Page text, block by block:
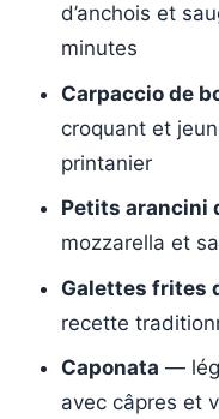
d’anchois et
minutes
Carpaccio de
croquant et
printanier
Petits arancini
mozzarella et
Galettes frites
recette
Caponata —
avec câpres et